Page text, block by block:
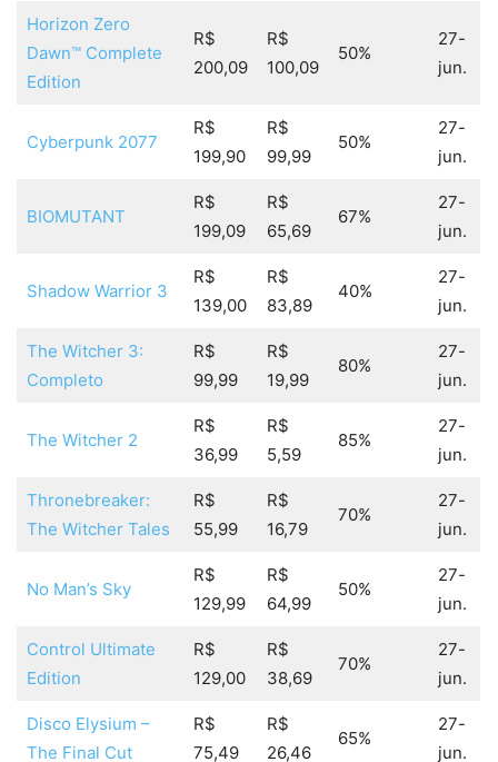
Horizon Zero
Dawn™ Complete
Edition
R$
200,09
R$
100,09
50%
27-
jun.
Cyberpunk 2077
R$
199,90
R$
99,99
50%
27-
jun.
BIOMUTANT
R$
199,09
R$
65,69
67%
27-
jun.
Shadow Warrior 3
R$
139,00
R$
83,89
40%
27-
jun.
The Witcher 3:
Completo
R$
99,99
R$
19,99
80%
27-
jun.
The Witcher 2
R$
36,99
R$
5,59
85%
27-
jun.
Thronebreaker:
The Witcher Tales
R$
55,99
R$
16,79
70%
27-
jun.
No Man’s Sky
R$
129,99
R$
64,99
50%
27-
jun.
Control Ultimate
Edition
R$
129,00
R$
38,69
70%
27-
jun.
Disco Elysium –
The Final Cut
R$
75,49
R$
26,46
65%
27-
jun.